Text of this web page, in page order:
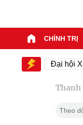
CHÍNH TRỊ
Đại hội XIV
Theo